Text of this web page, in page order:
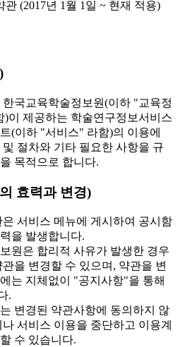
(2017년 1월 1일 ~ 현재 적용)
한국교육학술정보원(이하 "교육정
)이 제공하는 학술연구정보서비스
(이하 "서비스" 라함)의 이용에
및 절차와 기타 필요한 사항을 규
목적으로 합니다.
효력과 변경)
서비스 메뉴에 게시하여 공시함
을 발생합니다.
원은 합리적 사유가 발생한 경우
을 변경할 수 있으며, 약관을 변
는 지체없이 "공지사항"을 통해
.
변경된 약관사항에 동의하지 않
나 서비스 이용을 중단하고 이용계
수 있습니다.